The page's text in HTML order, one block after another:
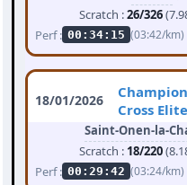
Scratch :26/326
Perf : 00:34:15 (03:42/km)
18/01/2026
Cross
Saint-Onen-la-
Scratch : 18/220
Perf : 00:29:42 (03:24/km)